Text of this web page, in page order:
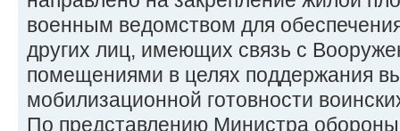
военным ведомством для
других лиц, имеющих связь с
помещениями в целях поддержания
мобилизационной готовности
По представлению Министра